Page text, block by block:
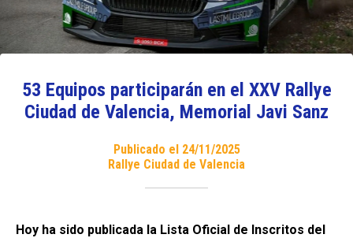
53 Equipos participarán en el XXV Rallye
Ciudad de Valencia, Memorial Javi Sanz
Publicado el 24/11/2025
Rallye Ciudad de Valencia
Hoy ha sido publicada la Lista Oficial de Inscritos del